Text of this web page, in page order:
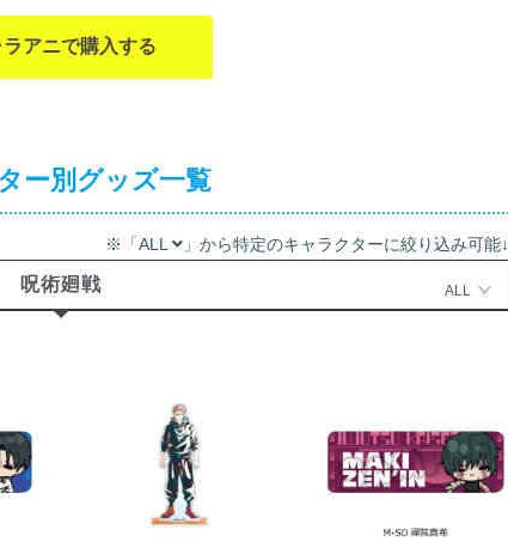
ラアニで購入する
ー別グッズ一覧
※「ALL 」から特定のキャラクターに絞り込み可能↓
呪術廻戦 ALL